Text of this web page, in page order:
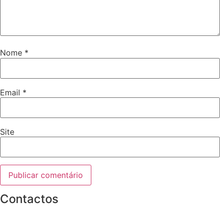
Nome *
Email *
Site
Contactos